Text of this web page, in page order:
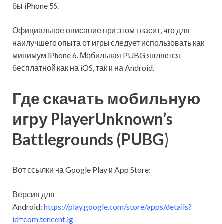
бы iPhone 5S.
Официальное описание при этом гласит, что для
наилучшего опыта от игры следует использовать как
минимум iPhone 6. Мобильная PUBG является
бесплатной как на iOS, так и на Android.
Где скачать мобильную
игру PlayerUnknown’s
Battlegrounds (PUBG)
Вот ссылки на Google Play и App Store:
Версия для
Android: https://play.google.com/store/apps/details?
id=com.tencent.ig